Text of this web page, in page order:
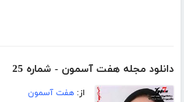
دانلود مجله هفت آسمون - شماره 25
از:هفت آسمون